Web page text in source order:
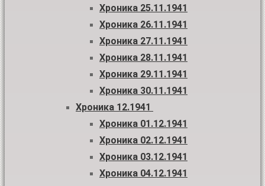
Хроника 25.11.1941
Хроника 26.11.1941
Хроника 27.11.1941
Хроника 28.11.1941
Хроника 29.11.1941
Хроника 30.11.1941
Хроника 12.1941
Хроника 01.12.1941
Хроника 02.12.1941
Хроника 03.12.1941
Хроника 04.12.1941